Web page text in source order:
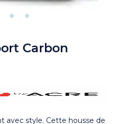
Carbon
avec style. Cette housse de